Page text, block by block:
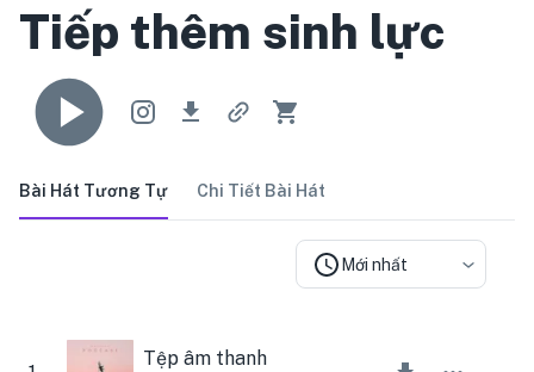
Tiếp thêm sinh lực
Bài Hát Tương Tự Chi Tiết Bài Hát
Mới nhất
Tệp âm thanh